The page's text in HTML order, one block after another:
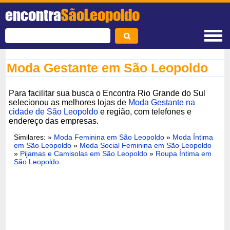
encontraSãoLeopoldo
Moda Gestante em São Leopoldo
Para facilitar sua busca o Encontra Rio Grande do Sul
selecionou as melhores lojas de Moda Gestante na
cidade de São Leopoldo e região, com telefones e
endereço das empresas.
Similares: » Moda Feminina em São Leopoldo » Moda Íntima
em São Leopoldo » Moda Social Feminina em São Leopoldo
» Pijamas e Camisolas em São Leopoldo » Roupa Íntima em
São Leopoldo